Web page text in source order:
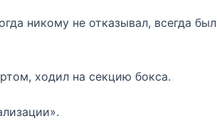
никому не отказывал, всегда был
ходил на секцию бокса.